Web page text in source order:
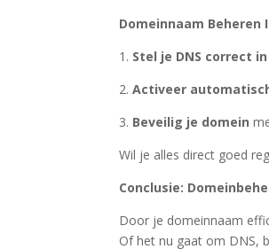
Domeinnaam Beheren
1. Stel je DNS correct in
2.Activeer
3. Beveilig je domein
Wil je alles direct goed
Conclusie:
Door je domeinnaam
Of het nu gaat om DNS,